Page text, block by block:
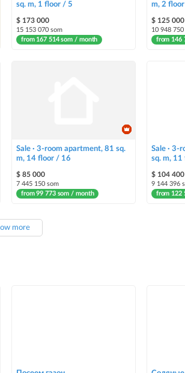
sq. m, 1 floor / 5
$ 173 000
15 153 070 som
from 167 514 som / month
m, 2
$ 125 000
10 948 750
from 146
Sale · 3-room apartment, 81 sq.
m, 14 floor / 16
$ 85 000
7 445 150 som
from 99 773 som / month
Sale · 3-
sq. m,
$ 104 400
9 144 396
from 122
more